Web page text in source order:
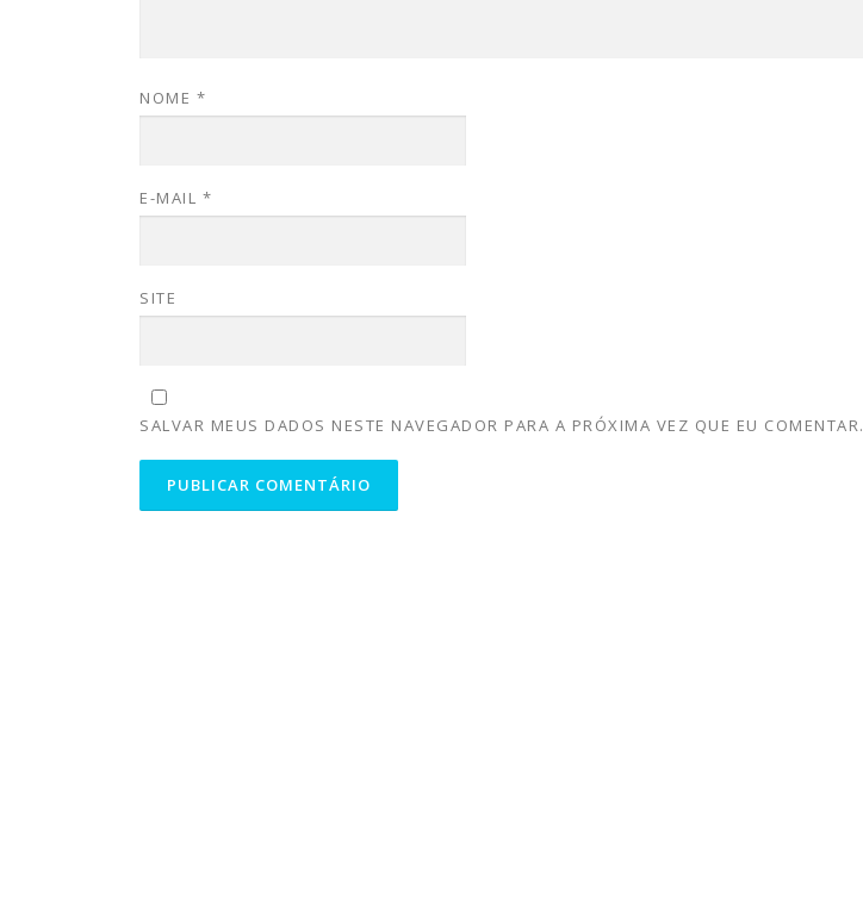
NOME *
E-MAIL *
SITE
SALVAR MEUS DADOS NESTE NAVEGADOR PARA A PRÓXIMA VEZ QUE EU COMENTAR.